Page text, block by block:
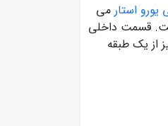
استار می
به فریزر) برخوردار است. قسمت داخلی
از یک طبقه